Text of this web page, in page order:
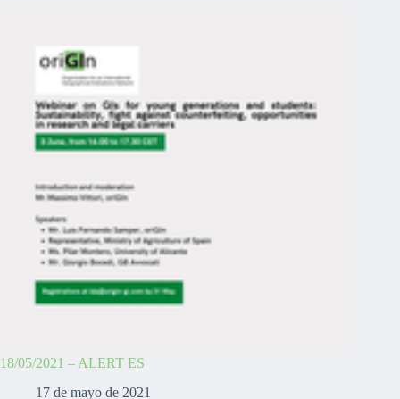
18/05/2021 – ALERT ES
17 de mayo de 2021